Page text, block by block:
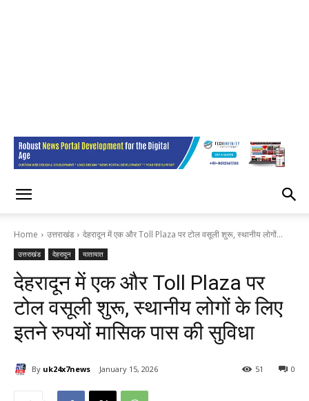
Home उत्तराखंड देहरादून में एक और Toll Plaza पर टोल वसूली शुरू, स्थानीय लोगों...
उत्तराखंड देहरादून यातायात
देहरादून में एक और Toll Plaza पर
टोल वसूली शुरू, स्थानीय लोगों के लिए
इतने रुपयों मासिक पास की सुविधा
By uk24x7news January 15, 2026 0
51